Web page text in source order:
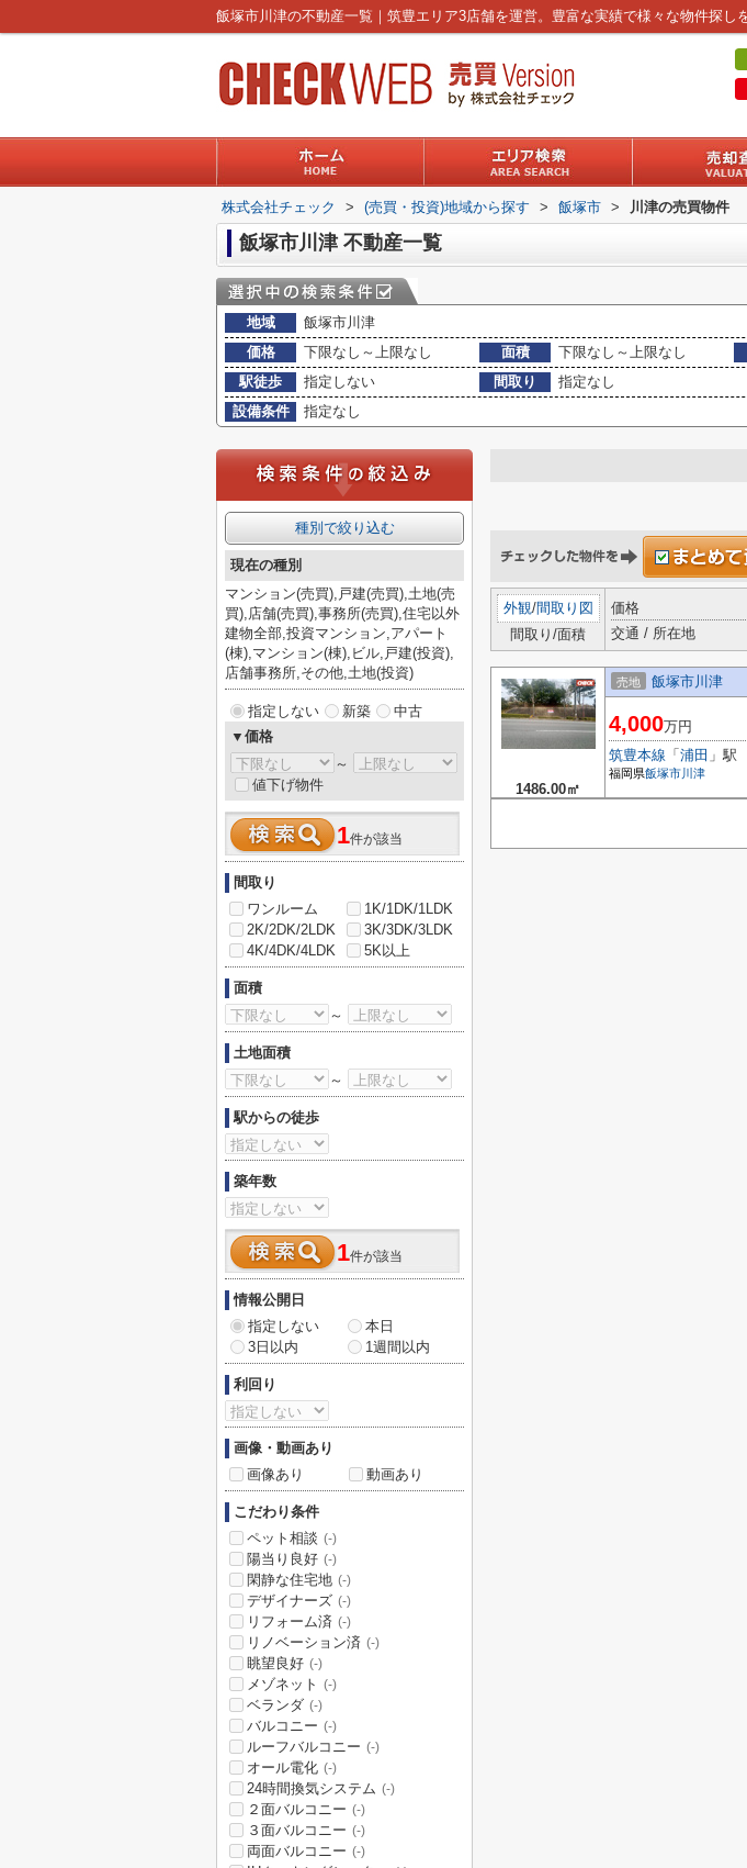
株式会社チェック > (売買・投資)地域から探す > 飯塚市 > 川津の売買物件
飯塚市川津 不動産一覧
地域
飯塚市川津
価格
下限なし～上限なし 面積 下限なし～上限なし
駅徒歩
指定しない 間取り
指定なし
設備条件
指定なし
外観/間取り図
間取り/面積
価格
交通 / 所在地
1486.00㎡
売地 飯塚市川津
4,000万円
筑豊本線 「 浦田 」駅
福岡県飯塚市川津
種別で絞り込む
現在の種別
マンション(売買),戸建(売買),土地(売
買),店舗(売買),事務所(売買),住宅以外
建物全部,投資マンション,アパート
(棟),マンション(棟),ビル,戸建(投資),
店舗事務所,その他,土地(投資)
指定しない 新築
中古
▼価格
～
値下げ物件
1件が該当
間取り
ワンルーム
1K/1DK/1LDK
2K/2DK/2LDK
3K/3DK/3LDK
4K/4DK/4LDK
5K以上
面積
～
土地面積
～
駅からの徒歩
築年数
1件が該当
情報公開日
指定しない
本日
3日以内
1週間以内
利回り
画像・動画あり
画像あり
動画あり
こだわり条件
ペット相談 (-)
陽当り良好 (-)
閑静な住宅地 (-)
デザイナーズ (-)
リフォーム済 (-)
リノベーション済 (-)
眺望良好 (-)
メゾネット (-)
ベランダ (-)
バルコニー (-)
ルーフバルコニー (-)
オール電化 (-)
24時間換気システム (-)
２面バルコニー (-)
３面バルコニー (-)
両面バルコニー (-)